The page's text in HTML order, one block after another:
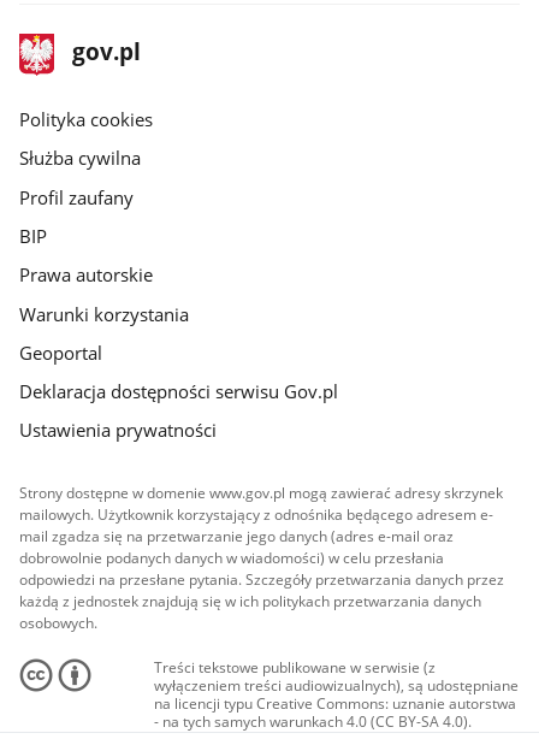
stopka
gov.pl
Strona
gov.pl
gov.pl
Polityka cookies
Służba cywilna
Profil zaufany
BIP
Prawa autorskie
Warunki korzystania
Geoportal
Deklaracja dostępności serwisu Gov.pl
Ustawienia prywatności
Strony dostępne w domenie www.gov.pl mogą zawierać adresy skrzynek
mailowych. Użytkownik korzystający z odnośnika będącego adresem e-
mail zgadza się na przetwarzanie jego danych (adres e-mail oraz
dobrowolnie podanych danych w wiadomości) w celu przesłania
odpowiedzi na przesłane pytania. Szczegóły przetwarzania danych przez
każdą z jednostek znajdują się w ich politykach przetwarzania danych
osobowych.
Treści tekstowe publikowane w serwisie (z
wyłączeniem treści audiowizualnych), są udostępniane
na licencji typu Creative Commons: uznanie autorstwa
- na tych samych warunkach 4.0 (CC BY-SA 4.0).